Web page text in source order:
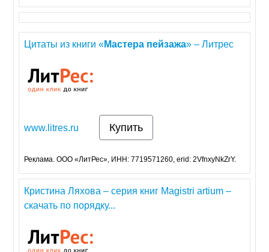
Цитаты из книги «Мастера пейзажа» – Литрес
www.litres.ru Купить
Реклама. ООО «ЛитРес», ИНН: 7719571260, erid: 2VfnxyNkZrY.
Кристина Ляхова – серия книг Magistri artium –
скачать по порядку...